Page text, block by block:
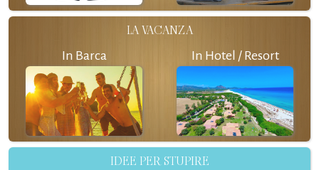
LA VACANZA
In Barca In Hotel / Resort
IDEE PER STUPIRE